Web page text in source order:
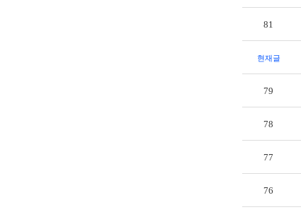
81
현재글
79
78
77
76